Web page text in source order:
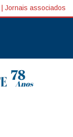
Jornais associados